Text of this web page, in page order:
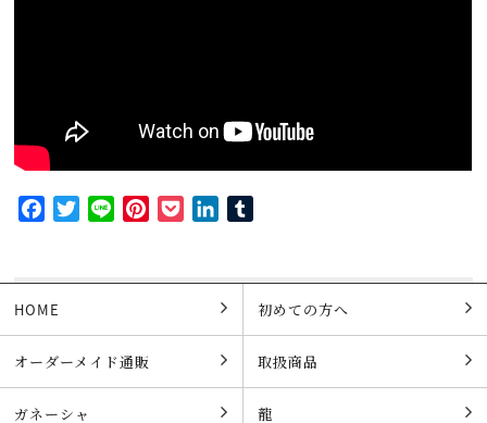
FacebookTwitterLine PinterestPocketLinkedIn
HOME 初めての方へ
オーダーメイド通販 取扱商品
ガネーシャ 龍